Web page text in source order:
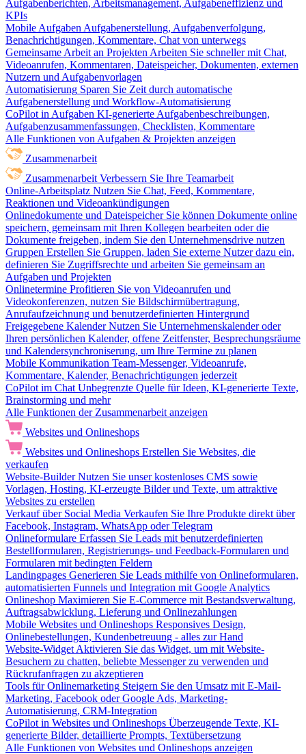
Aufgabenberichten, Arbeitsmanagement, Aufgabeneffizienz und
KPIs
Mobile Aufgaben Aufgabenerstellung, Aufgabenverfolgung,
Benachrichtigungen, Kommentare, Chat von unterwegs
Gemeinsame Arbeit an Projekten Arbeiten Sie schneller mit Chat,
Videoanrufen, Kommentaren, Dateispeicher, Dokumenten, externen
Nutzern und Aufgabenvorlagen
Automatisierung Sparen Sie Zeit durch automatische
Aufgabenerstellung und Workflow-Automatisierung
CoPilot in Aufgaben KI-generierte Aufgabenbeschreibungen,
Aufgabenzusammenfassungen, Checklisten, Kommentare
Alle Funktionen von Aufgaben & Projekten anzeigen
Zusammenarbeit
Zusammenarbeit Verbessern Sie Ihre Teamarbeit
Online-Arbeitsplatz Nutzen Sie Chat, Feed, Kommentare,
Reaktionen und Videoankündigungen
Onlinedokumente und Dateispeicher Sie können Dokumente online
speichern, gemeinsam mit Ihren Kollegen bearbeiten oder die
Dokumente freigeben, indem Sie den Unternehmensdrive nutzen
Gruppen Erstellen Sie Gruppen, laden Sie externe Nutzer dazu ein,
definieren Sie Zugriffsrechte und arbeiten Sie gemeinsam an
Aufgaben und Projekten
Onlinetermine Profitieren Sie von Videoanrufen und
Videokonferenzen, nutzen Sie Bildschirmübertragung,
Anrufaufzeichnung und benutzerdefinierten Hintergrund
Freigegebene Kalender Nutzen Sie Unternehmenskalender oder
Ihren persönlichen Kalender, offene Zeitfenster, Besprechungsräume
und Kalendersynchroniserung, um Ihre Termine zu planen
Mobile Kommunikation Team-Messenger, Videoanrufe,
Kommentare, Kalender, Benachrichtigungen jederzeit
CoPilot im Chat Unbegrenzte Quelle für Ideen, KI-generierte Texte,
Brainstorming und mehr
Alle Funktionen der Zusammenarbeit anzeigen
Websites und Onlineshops
Websites und Onlineshops Erstellen Sie Websites, die
verkaufen
Website-Builder Nutzen Sie unser kostenloses CMS sowie
Vorlagen, Hosting, KI-erzeugte Bilder und Texte, um attraktive
Websites zu erstellen
Verkauf über Social Media Verkaufen Sie Ihre Produkte direkt über
Facebook, Instagram, WhatsApp oder Telegram
Onlineformulare Erfassen Sie Leads mit benutzerdefinierten
Bestellformularen, Registrierungs- und Feedback-Formularen und
Formularen mit bedingten Feldern
Landingpages Generieren Sie Leads mithilfe von Onlineformularen,
automatisierten Funnels und Integration mit Google Analytics
Onlineshop Maximieren Sie E-Commerce mit Bestandsverwaltung,
Auftragsabwicklung, Lieferung und Onlinezahlungen
Mobile Websites und Onlineshops Responsives Design,
Onlinebestellungen, Kundenbetreuung - alles zur Hand
Website-Widget Aktivieren Sie das Widget, um mit Website-
Besuchern zu chatten, beliebte Messenger zu verwenden und
Rückrufanfragen zu akzeptieren
Tools für Onlinemarketing Steigern Sie den Umsatz mit E-Mail-
Marketing, Facebook oder Google Ads, Marketing-
Automatisierung, CRM-Integration
CoPilot in Websites und Onlineshops Überzeugende Texte, KI-
generierte Bilder, detaillierte Prompts, Textübersetzung
Alle Funktionen von Websites und Onlineshops anzeigen